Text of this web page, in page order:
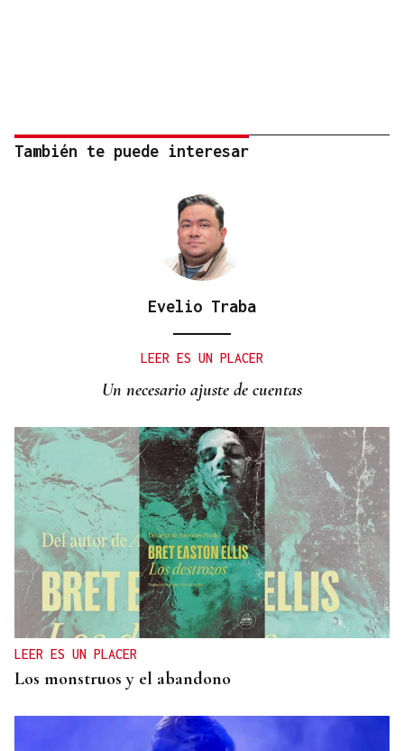
También te puede interesar
Evelio Traba
LEER ES UN PLACER
Un necesario ajuste de cuentas
LEER ES UN PLACER
Los monstruos y el abandono